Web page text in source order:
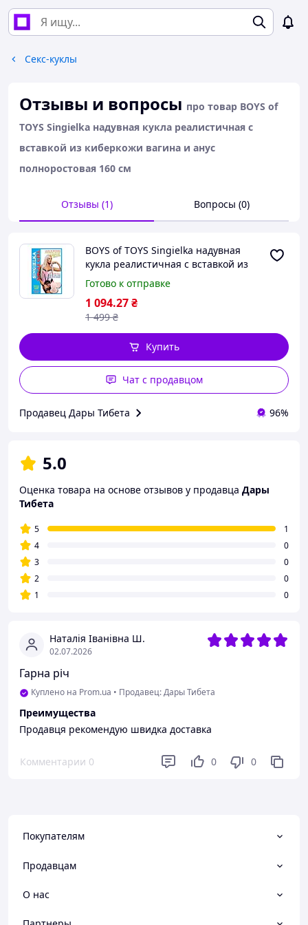
Секс-куклы
Отзывы и вопросы про товар BOYS of
TOYS Singielka надувная кукла реалистичная с
вставкой из киберкожи вагина и анус
полноростовая 160 см
Отзывы (1) Вопросы (0)
Наталія Іванівна Ш.
02.07.2026
Гарна річ
Куплено на Prom.ua • Продавец: Дары Тибета
Преимущества
Продавця рекомендую швидка доставка
Комментарии 0 0 0
BOYS of TOYS Singielka надувная
кукла реалистичная с вставкой из
киберкожи вагина и анус
полноростовая 160 см
Готово к отправке
1 094.27₴
1 499 ₴
Купить
Чат с продавцом
Продавец Дары Тибета 96%
5.0
Оценка товара на основе отзывов у продавца Дары
Тибета
5
1
4
0
3
0
2
0
1
0
Покупателям
Продавцам
О нас